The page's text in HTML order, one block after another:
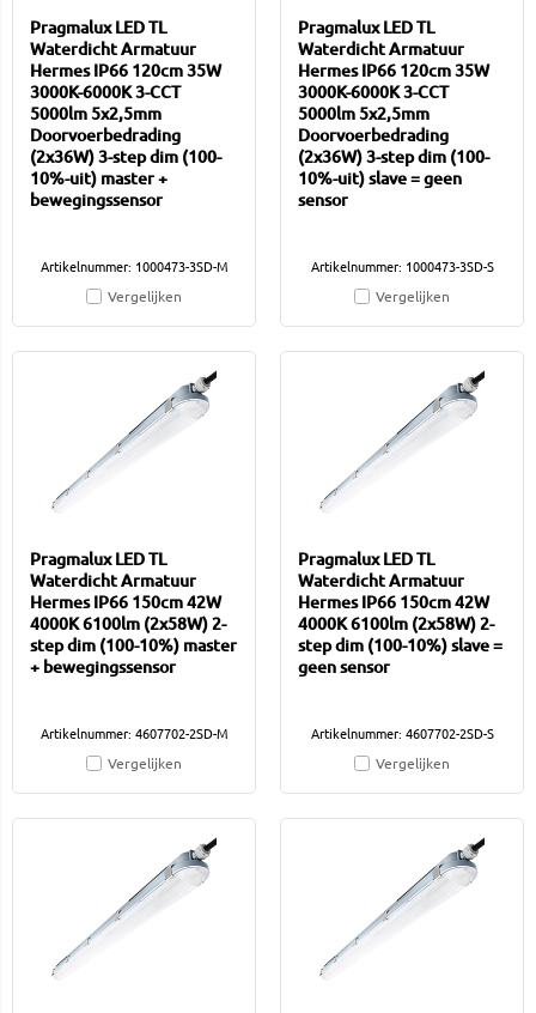
Pragmalux LED TL
Waterdicht Armatuur
Hermes IP66 120cm 35W
3000K-6000K 3-CCT
5000lm 5x2,5mm
Doorvoerbedrading
(2x36W) 3-step dim (100-
10%-uit) master +
bewegingssensor
Artikelnummer: 1000473-3SD-M
Vergelijken
Pragmalux LED TL
Waterdicht Armatuur
Hermes IP66 120cm 35W
3000K-6000K 3-CCT
5000lm 5x2,5mm
Doorvoerbedrading
(2x36W) 3-step dim (100-
10%-uit) slave = geen
sensor
Artikelnummer: 1000473-3SD-S
Vergelijken
Pragmalux LED TL
Waterdicht Armatuur
Hermes IP66 150cm 42W
4000K 6100lm (2x58W) 2-
step dim (100-10%) master
+ bewegingssensor
Artikelnummer: 4607702-2SD-M
Vergelijken
Pragmalux LED TL
Waterdicht Armatuur
Hermes IP66 150cm 42W
4000K 6100lm (2x58W) 2-
step dim (100-10%) slave =
geen sensor
Artikelnummer: 4607702-2SD-S
Vergelijken